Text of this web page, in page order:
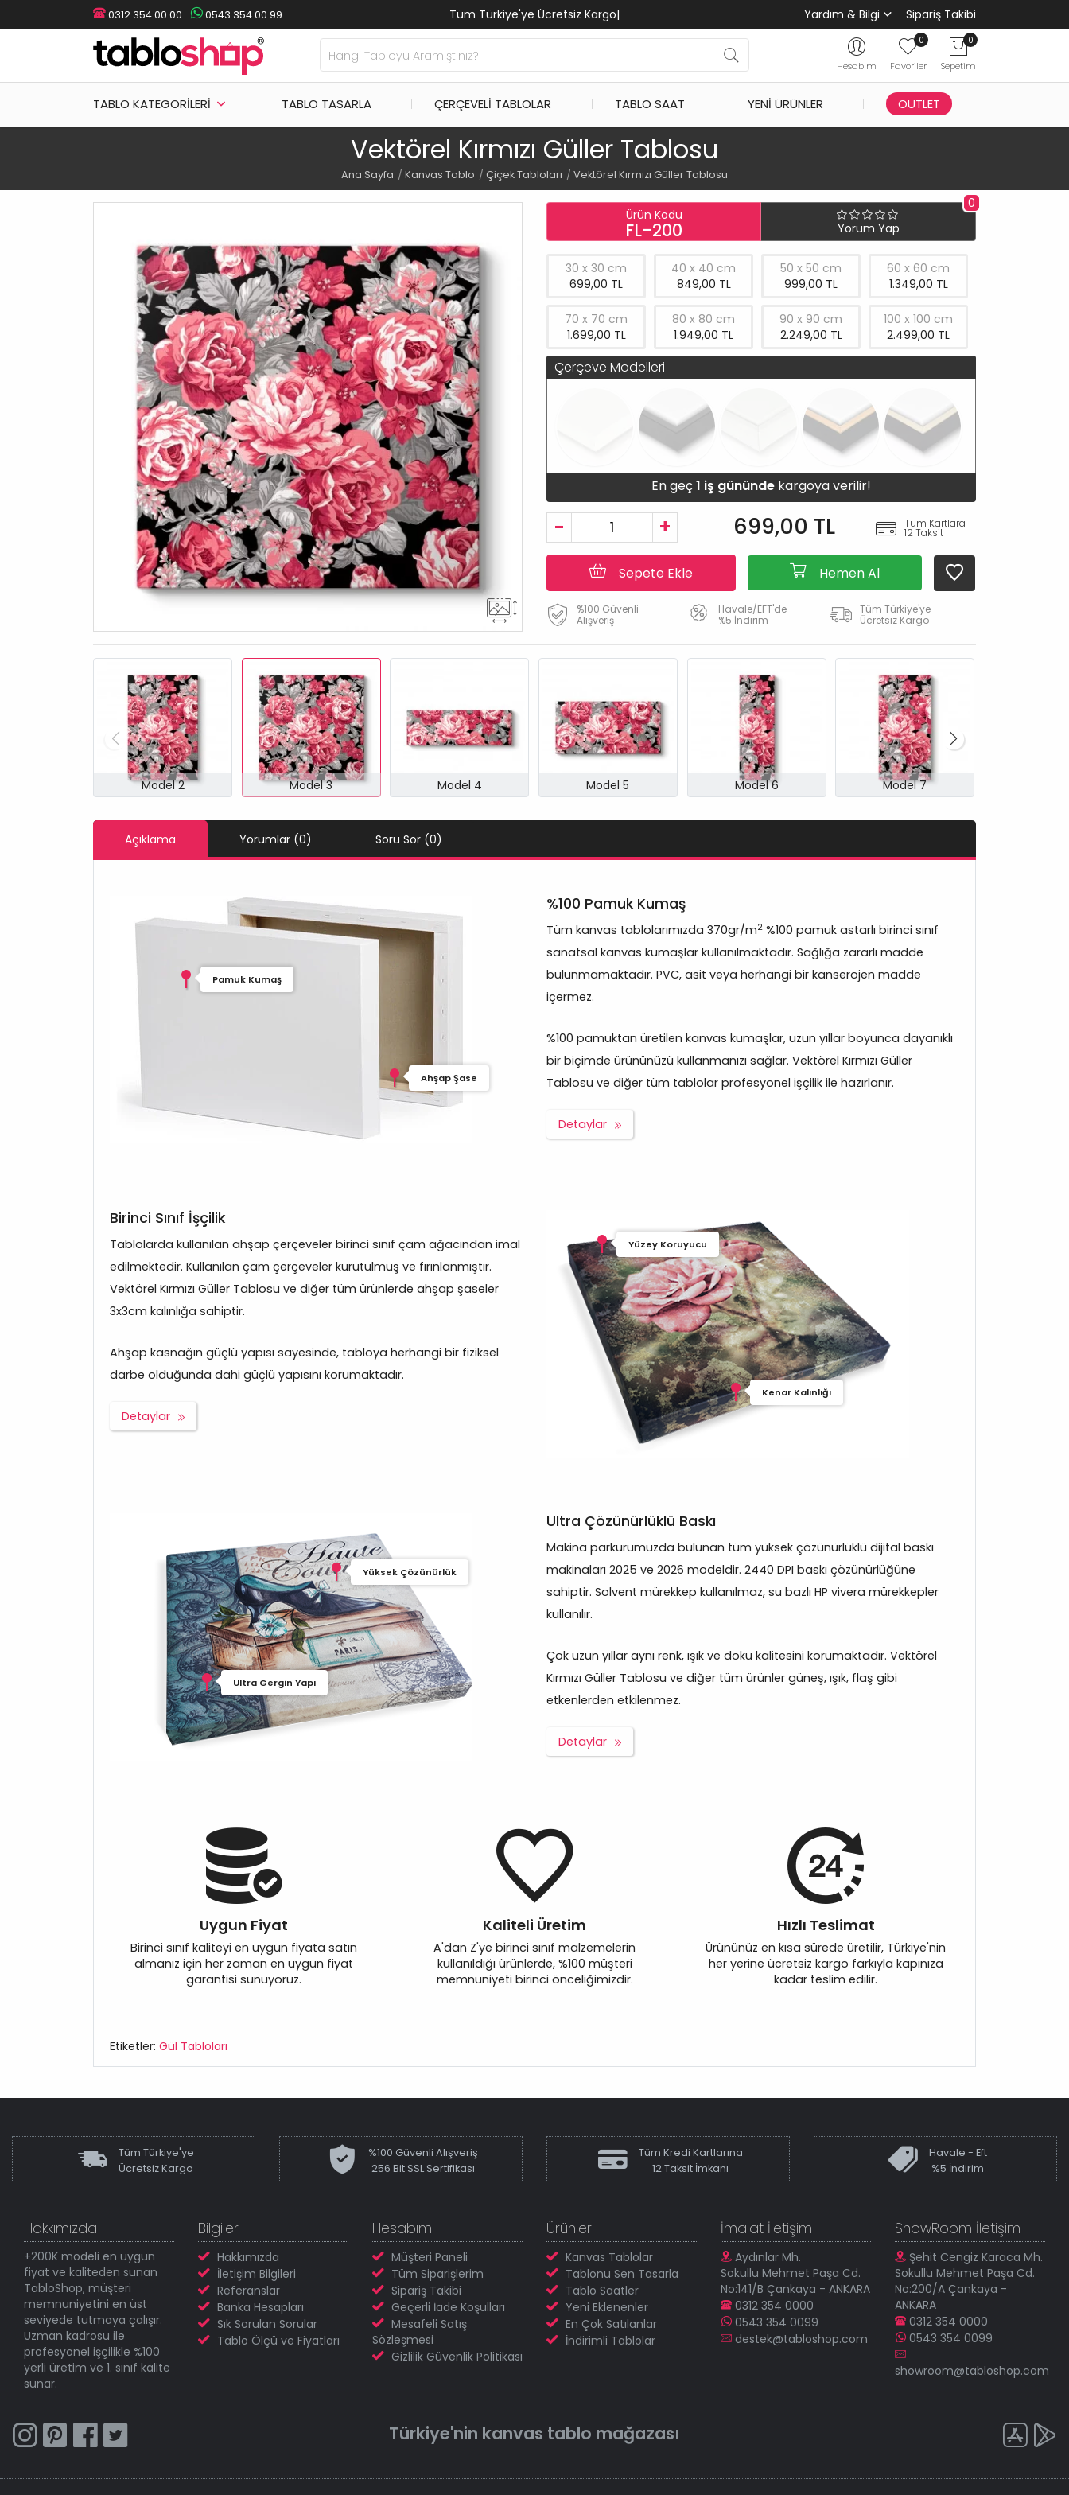
0312 354 00 00 0543 354 00 99 Tüm Türkiye'ye Ücretsiz Kargo| Yardım & Bilgi Sipariş Takibi
Hesabım
0
Favoriler
0
Sepetim
TABLO KATEGORILERI TABLO TASARLA ÇERÇEVELI TABLOLAR TABLO SAAT YENI ÜRÜNLER OUTLET
Vektörel Kırmızı Güller Tablosu
Ana Sayfa Kanvas Tablo Çiçek Tabloları Vektörel Kırmızı Güller Tablosu
Ürün Kodu
FL-200
0
Yorum Yap
30 x 30 cm
699,00 TL
40 x 40 cm
849,00 TL
50 x 50 cm
999,00 TL
60 x 60 cm
1.349,00 TL
70 x 70 cm
1.699,00 TL
80 x 80 cm
1.949,00 TL
90 x 90 cm
2.249,00 TL
100 x 100 cm
2.499,00 TL
Çerçeve Modelleri
En geç1 iş gününde kargoya verilir!
- + 699,00 TL Tüm Kartlara
12 Taksit
Sepete Ekle Hemen Al
%100 Güvenli
Alışveriş
Havale/EFT'de
%5 İndirim
Tüm Türkiye'ye
Ücretsiz Kargo
Model 2 Model 3 Model 4 Model 5 Model 6 Model 7
Açıklama Yorumlar (0) Soru Sor (0)
Pamuk Kumaş
Ahşap Şase
%100 Pamuk Kumaş
Tüm kanvas tablolarımızda 370gr/m2 %100 pamuk astarlı birinci sınıf
sanatsal kanvas kumaşlar kullanılmaktadır. Sağlığa zararlı madde
bulunmamaktadır. PVC, asit veya herhangi bir kanserojen madde
içermez.
%100 pamuktan üretilen kanvas kumaşlar, uzun yıllar boyunca dayanıklı
bir biçimde ürününüzü kullanmanızı sağlar. Vektörel Kırmızı Güller
Tablosu ve diğer tüm tablolar profesyonel işçilik ile hazırlanır.
Detaylar
Birinci Sınıf İşçilik
Tablolarda kullanılan ahşap çerçeveler birinci sınıf çam ağacından imal
edilmektedir. Kullanılan çam çerçeveler kurutulmuş ve fırınlanmıştır.
Vektörel Kırmızı Güller Tablosu ve diğer tüm ürünlerde ahşap şaseler
3x3cm kalınlığa sahiptir.
Ahşap kasnağın güçlü yapısı sayesinde, tabloya herhangi bir fiziksel
darbe olduğunda dahi güçlü yapısını korumaktadır.
Detaylar
Yüzey Koruyucu
Kenar Kalınlığı
Yüksek Çözünürlük
Ultra Gergin Yapı
Ultra Çözünürlüklü Baskı
Makina parkurumuzda bulunan tüm yüksek çözünürlüklü dijital baskı
makinaları 2025 ve 2026 modeldir. 2440 DPI baskı çözünürlüğüne
sahiptir. Solvent mürekkep kullanılmaz, su bazlı HP vivera mürekkepler
kullanılır.
Çok uzun yıllar aynı renk, ışık ve doku kalitesini korumaktadır. Vektörel
Kırmızı Güller Tablosu ve diğer tüm ürünler güneş, ışık, flaş gibi
etkenlerden etkilenmez.
Detaylar
Uygun Fiyat
Birinci sınıf kaliteyi en uygun fiyata satın
almanız için her zaman en uygun fiyat
garantisi sunuyoruz.
Kaliteli Üretim
A'dan Z'ye birinci sınıf malzemelerin
kullanıldığı ürünlerde, %100 müşteri
memnuniyeti birinci önceliğimizdir.
Hızlı Teslimat
Ürününüz en kısa sürede üretilir, Türkiye'nin
her yerine ücretsiz kargo farkıyla kapınıza
kadar teslim edilir.
Etiketler: Gül Tabloları
Tüm Türkiye'ye
Ücretsiz Kargo
%100 Güvenli Alışveriş
256 Bit SSL Sertifikası
Tüm Kredi Kartlarına
12 Taksit İmkanı
Havale - Eft
%5 İndirim
Hakkımızda
+200K modeli en uygun
fiyat ve kaliteden sunan
TabloShop, müşteri
memnuniyetini en üst
seviyede tutmaya çalışır.
Uzman kadrosu ile
profesyonel işçilikle %100
yerli üretim ve 1. sınıf kalite
sunar.
Bilgiler
Hakkımızda
İletişim Bilgileri
Referanslar
Banka Hesapları
Sık Sorulan Sorular
Tablo Ölçü ve Fiyatları
Hesabım
Müşteri Paneli
Tüm Siparişlerim
Sipariş Takibi
Geçerli İade Koşulları
Mesafeli Satış
Sözleşmesi
Gizlilik Güvenlik Politikası
Ürünler
Kanvas Tablolar
Tablonu Sen Tasarla
Tablo Saatler
Yeni Eklenenler
En Çok Satılanlar
İndirimli Tablolar
İmalat İletişim
Aydınlar Mh.
Sokullu Mehmet Paşa Cd.
No:141/B Çankaya - ANKARA
0312 354 0000
0543 354 0099
destek@tabloshop.com
ShowRoom İletişim
Şehit Cengiz Karaca Mh.
Sokullu Mehmet Paşa Cd.
No:200/A Çankaya -
ANKARA
0312 354 0000
0543 354 0099
showroom@tabloshop.com
Türkiye'nin kanvas tablo mağazası